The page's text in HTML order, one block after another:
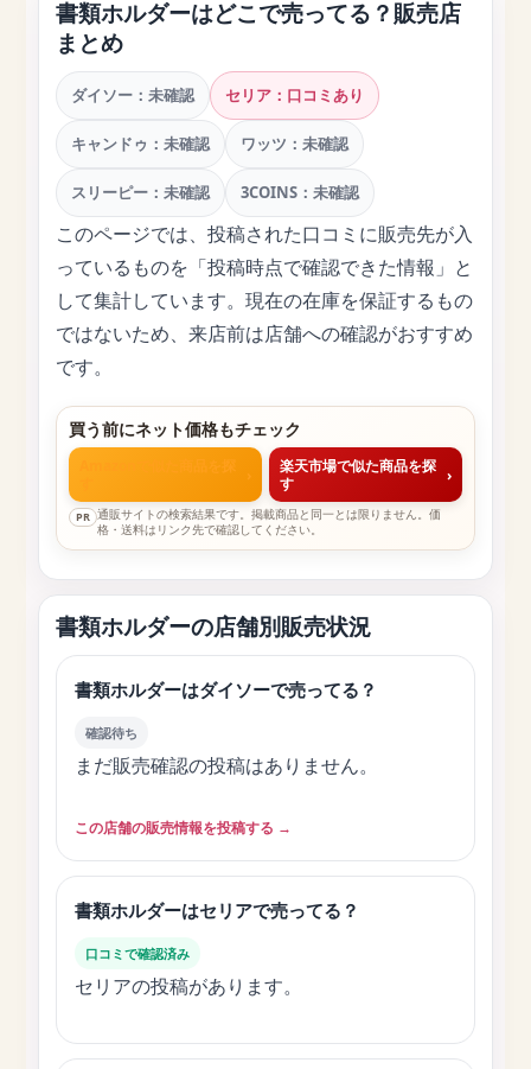
書類ホルダーはどこで売ってる？販売店
まとめ
ダイソー：未確認 セリア：口コミあり
キャンドゥ：未確認 ワッツ：未確認
スリーピー：未確認 3COINS：未確認
このページでは、投稿された口コミに販売先が入
っているものを「投稿時点で確認できた情報」と
して集計しています。現在の在庫を保証するもの
ではないため、来店前は店舗への確認がおすすめ
です。
買う前にネット価格もチェック
›
楽天市場で似た商品を探
す
›
PR 通販サイトの検索結果です。掲載商品と同一とは限りません。価
格・送料はリンク先で確認してください。
書類ホルダーの店舗別販売状況
書類ホルダーはダイソーで売ってる？
確認待ち
まだ販売確認の投稿はありません。
この店舗の販売情報を投稿する →
書類ホルダーはセリアで売ってる？
口コミで確認済み
セリアの投稿があります。